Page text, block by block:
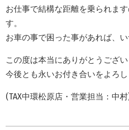
お仕事で結構な距離を乗られま
す。
お車の事で困った事があれば、
この度は本当にありがとうござい
今後とも永いお付き合いをよろし
(TAX中環松原店・営業担当：中